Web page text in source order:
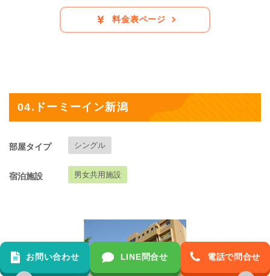
料金表ページ
04.ドーミーイン新潟
部屋タイプ シングル
宿泊施設 男女共用施設
お問い合わせ LINE問合せ 電話で問合せ